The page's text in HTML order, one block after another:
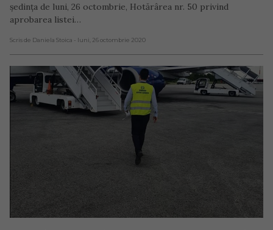
şedinţa de luni, 26 octombrie, Hotărârea nr. 50 privind
aprobarea listei…
Scris de Daniela Stoica - luni, 26 octombrie 2020